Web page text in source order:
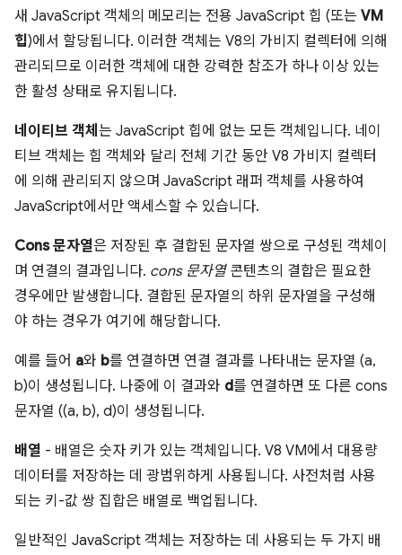
새 JavaScript 객체의 메모리는 전용 JavaScript 힙 (또는 VM
힙)에서 할당됩니다. 이러한 객체는 V8의 가비지 컬렉터에 의해
관리되므로 이러한 객체에 대한 강력한 참조가 하나 이상 있는
한 활성 상태로 유지됩니다.
네이티브 객체 는 JavaScript 힙에 없는 모든 객체입니다. 네이
티브 객체는 힙 객체와 달리 전체 기간 동안 V8 가비지 컬렉터
에 의해 관리되지 않으며 JavaScript 래퍼 객체를 사용하여
JavaScript에서만 액세스할 수 있습니다.
Cons 문자열은 저장된 후 결합된 문자열 쌍으로 구성된 객체이
며 연결의 결과입니다. cons 문자열콘텐츠의 결합은 필요한
경우에만 발생합니다. 결합된 문자열의 하위 문자열을 구성해
야 하는 경우가 여기에 해당합니다.
예를 들어 a와 b를 연결하면 연결 결과를 나타내는 문자열 (a,
b)이 생성됩니다. 나중에 이 결과와 d를 연결하면 또 다른 cons
문자열 ((a, b), d)이 생성됩니다.
배열 - 배열은 숫자 키가 있는 객체입니다. V8 VM에서 대용량
데이터를 저장하는 데 광범위하게 사용됩니다. 사전처럼 사용
되는 키-값 쌍 집합은 배열로 백업됩니다.
일반적인 JavaScript 객체는 저장하는 데 사용되는 두 가지 배